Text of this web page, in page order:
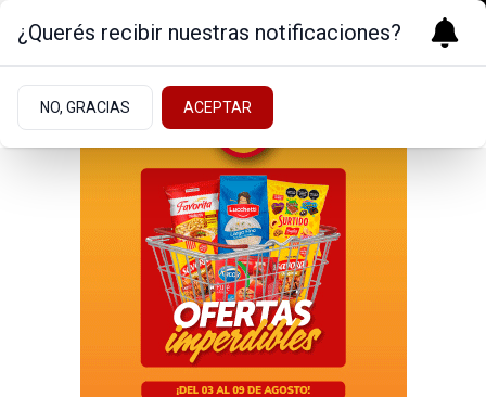
¿Querés recibir nuestras notificaciones?
NO, GRACIAS ACEPTAR